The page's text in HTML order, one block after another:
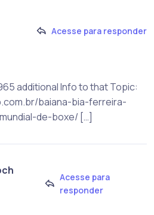
Acesse para responder
additional Info to that Topic:
baiana-bia-ferreira-
de-boxe/ […]
Acesse para
responder